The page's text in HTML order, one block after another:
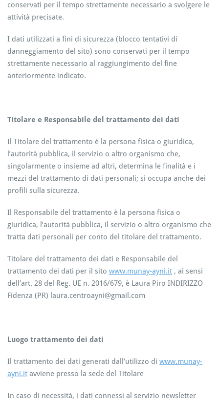
conservati per il tempo strettamente necessario a svolgere le
attività precisate.
I dati utilizzati a fini di sicurezza (blocco tentativi di
danneggiamento del sito) sono conservati per il tempo
strettamente necessario al raggiungimento del fine
anteriormente indicato.
Titolare e Responsabile del trattamento dei dati
Il Titolare del trattamento è la persona fisica o giuridica,
l’autorità pubblica, il servizio o altro organismo che,
singolarmente o insieme ad altri, determina le finalità e i
mezzi del trattamento di dati personali; si occupa anche dei
profili sulla sicurezza.
Il Responsabile del trattamento è la persona fisica o
giuridica, l’autorità pubblica, il servizio o altro organismo che
tratta dati personali per conto del titolare del trattamento.
Titolare del trattamento dei dati e Responsabile del
trattamento dei dati per il sito www.munay-ayni.it , ai sensi
dell’art. 28 del Reg. UE n. 2016/679, è Laura Piro INDIRIZZO
Fidenza (PR) laura.centroayni@gmail.com
Luogo trattamento dei dati
Il trattamento dei dati generati dall’utilizzo di www.munay-
ayni.it avviene presso la sede del Titolare
In caso di necessità, i dati connessi al servizio newsletter